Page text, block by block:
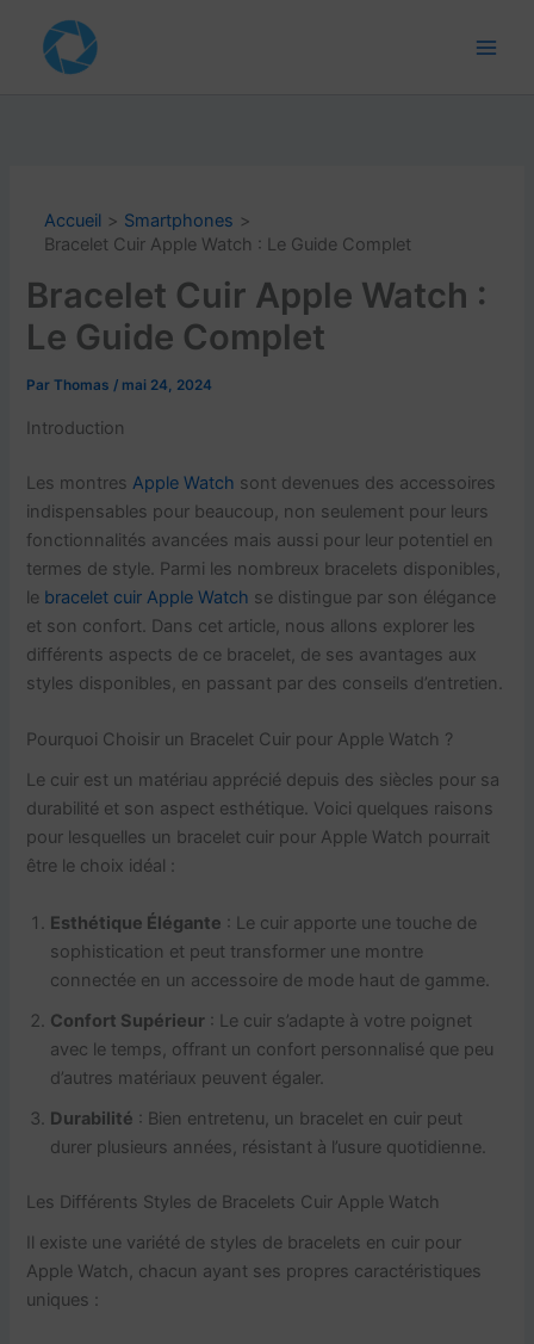
contenu
Accueil
Smartphones
Bracelet Cuir Apple Watch : Le Guide Complet
Bracelet Cuir Apple Watch :
Le Guide Complet
ParThomas/ mai 24, 2024
Introduction
Les montresApple Watch sont devenues des accessoires
indispensables pour beaucoup, non seulement pour leurs
fonctionnalités avancées mais aussi pour leur potentiel en
termes de style. Parmi les nombreux bracelets disponibles,
le bracelet cuir Apple Watch se distingue par son élégance
et son confort. Dans cet article, nous allons explorer les
différents aspects de ce bracelet, de ses avantages aux
styles disponibles, en passant par des conseils d’entretien.
Pourquoi Choisir un Bracelet Cuir pour Apple Watch ?
Le cuir est un matériau apprécié depuis des siècles pour sa
durabilité et son aspect esthétique. Voici quelques raisons
pour lesquelles un bracelet cuir pour Apple Watch pourrait
être le choix idéal :
Esthétique Élégante : Le cuir apporte une touche de
sophistication et peut transformer une montre
connectée en un accessoire de mode haut de gamme.
Confort Supérieur : Le cuir s’adapte à votre poignet
avec le temps, offrant un confort personnalisé que peu
d’autres matériaux peuvent égaler.
Durabilité : Bien entretenu, un bracelet en cuir peut
durer plusieurs années, résistant à l’usure quotidienne.
Les Différents Styles de Bracelets Cuir Apple Watch
Il existe une variété de styles de bracelets en cuir pour
Apple Watch, chacun ayant ses propres caractéristiques
uniques :